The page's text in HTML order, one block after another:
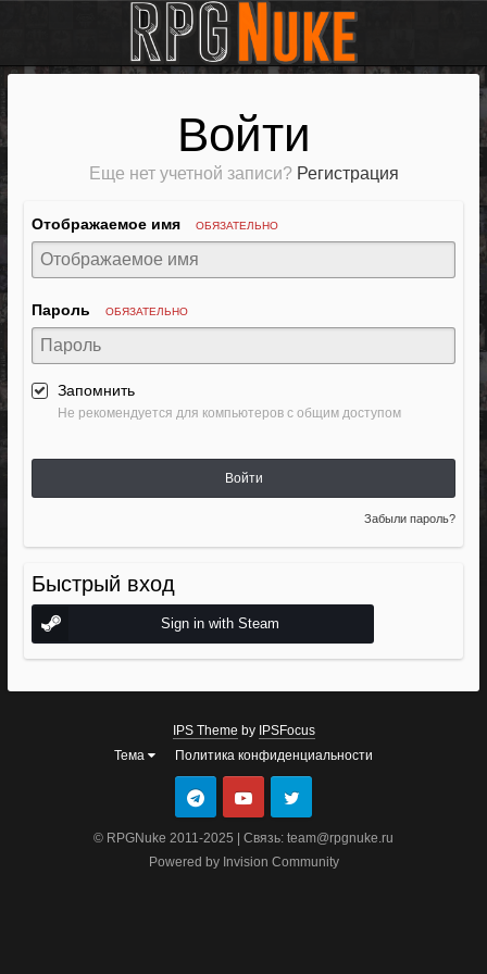
Войти
Еще нет учетной записи? Регистрация
Отображаемое имя ОБЯЗАТЕЛЬНО
Пароль ОБЯЗАТЕЛЬНО
Запомнить
Не рекомендуется для компьютеров с общим доступом
Войти
Забыли пароль?
Быстрый вход
Sign in with Steam
IPS Theme by IPSFocus
Тема
Политика конфиденциальности
© RPGNuke 2011-2025 | Связь: team@rpgnuke.ru
Powered by Invision Community